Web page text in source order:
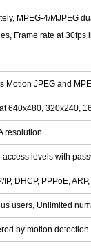
MPEG-4/MJPEG
Frame rate at 30fps
Motion JPEG and
640x480, 320x240,
resolution
access levels with
IP, DHCP, PPPoE,
users, Unlimited
by motion